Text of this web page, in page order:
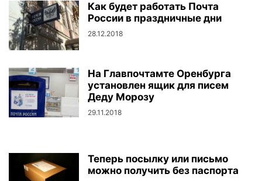
Как будет работать Почта
России в праздничные дни
28.12.2018
На Главпочтамте Оренбурга
установлен ящик для писем
Деду Морозу
29.11.2018
Теперь посылку или письмо
можно получить без паспорта